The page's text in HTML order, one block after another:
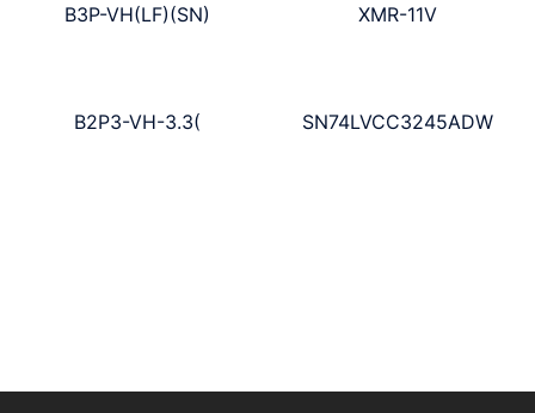
B3P-VH(LF)(SN) XMR-11V
B2P3-VH-3.3( SN74LVCC3245ADW